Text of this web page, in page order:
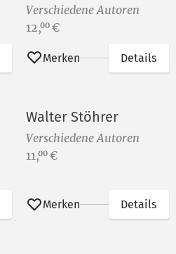
Verschiedene Autoren
Preis:
12,00 €
Merken Details
Walter Stöhrer
Verschiedene Autoren
Preis:
11,00 €
Merken Details